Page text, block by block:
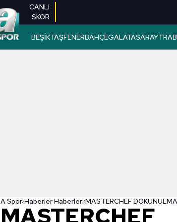
CANLI
SKOR
BEŞİKTAŞFENERBAHÇEGALATASARAY
A SporHaberler Haberleri
MASTERCHEF